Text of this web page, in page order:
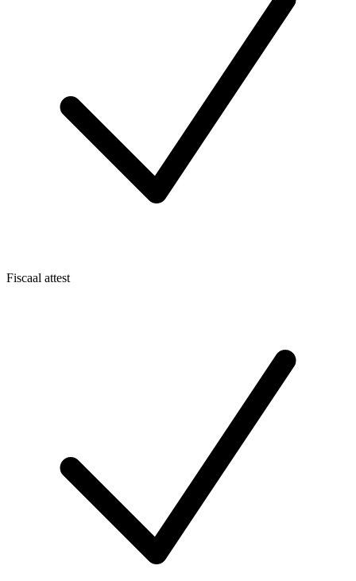
Fiscaal attest